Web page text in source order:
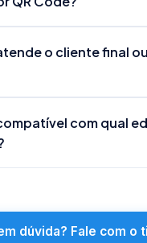
o cliente final
com qual
dúvida? Fale com o